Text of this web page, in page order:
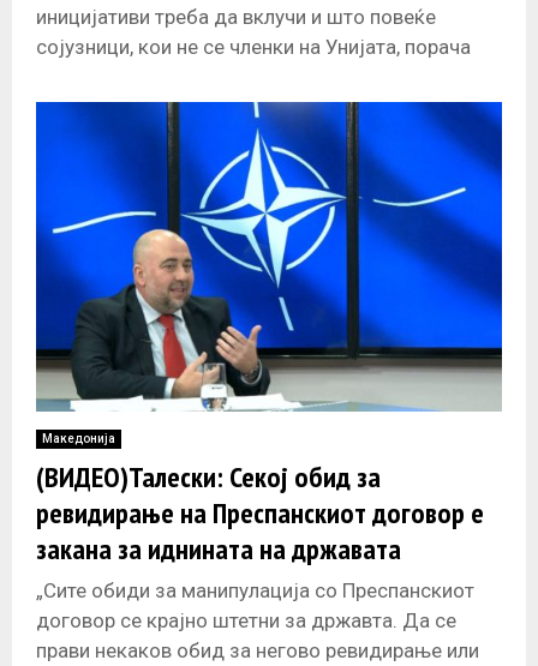
иницијативи треба да вклучи и што повеќе
сојузници, кои не се членки на Унијата, порача
Македонија
(ВИДЕО)Талески: Секој обид за
ревидирање на Преспанскиот договор е
закана за иднината на државата
„Сите обиди за манипулација со Преспанскиот
договор се крајно штетни за државта. Да се
прави некаков обид за негово ревидирање или